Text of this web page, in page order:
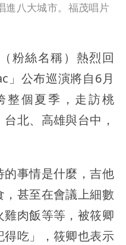
進八大城市。福茂唱片
粉絲名稱）熱烈回
」公布巡演將自6月
整個夏季，走訪桃
北、高雄與台中，
事情是什麼，吉他
甚至在會議上細數
肉飯等等，被筱卿
吃」，筱卿也表示